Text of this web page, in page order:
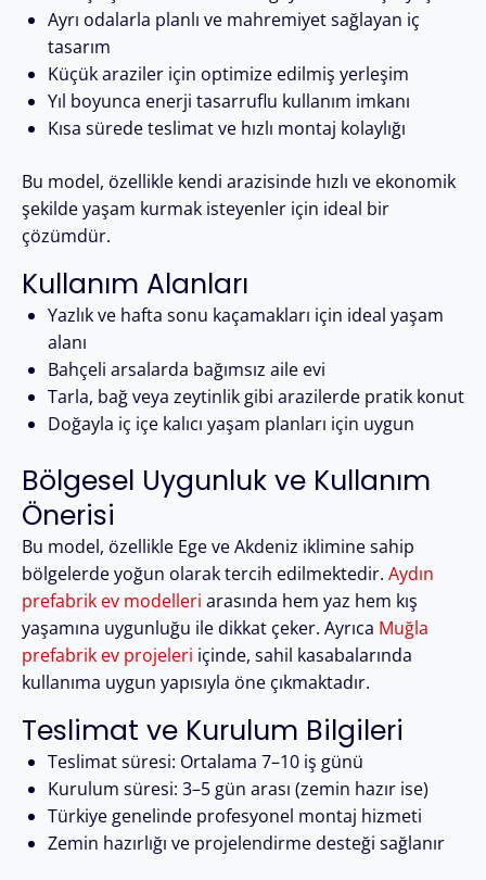
Ayrı odalarla planlı ve mahremiyet sağlayan iç
tasarım
Küçük araziler için optimize edilmiş yerleşim
Yıl boyunca enerji tasarruflu kullanım imkanı
Kısa sürede teslimat ve hızlı montaj kolaylığı
Bu model, özellikle kendi arazisinde hızlı ve ekonomik
şekilde yaşam kurmak isteyenler için ideal bir
çözümdür.
Kullanım Alanları
Yazlık ve hafta sonu kaçamakları için ideal yaşam
alanı
Bahçeli arsalarda bağımsız aile evi
Tarla, bağ veya zeytinlik gibi arazilerde pratik konut
Doğayla iç içe kalıcı yaşam planları için uygun
Bölgesel Uygunluk ve Kullanım
Önerisi
Bu model, özellikle Ege ve Akdeniz iklimine sahip
bölgelerde yoğun olarak tercih edilmektedir. Aydın
prefabrik ev modelleri arasında hem yaz hem kış
yaşamına uygunluğu ile dikkat çeker. Ayrıca Muğla
prefabrik ev projeleri içinde, sahil kasabalarında
kullanıma uygun yapısıyla öne çıkmaktadır.
Teslimat ve Kurulum Bilgileri
Teslimat süresi: Ortalama 7–10 iş günü
Kurulum süresi: 3–5 gün arası (zemin hazır ise)
Türkiye genelinde profesyonel montaj hizmeti
Zemin hazırlığı ve projelendirme desteği sağlanır